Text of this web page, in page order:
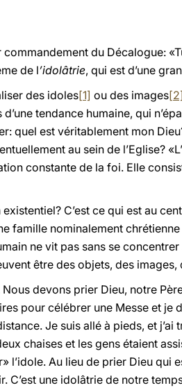
du Décalogue:
de l’idolâtrie, qui est d’une
des idoles[1] ou des images[2]
tendance humaine, qui
quel est véritablement mon
au sein de l’Eglise?
constante de la foi. Elle
existentiel? C’est ce qui est au
famille nominalement
ne vit pas sans se
être des objets, des images,
devons prier Dieu, notre
pour célébrer une Messe et
Je suis allé à pieds, et
chaises et les gens étaient
l’idole. Au lieu de prier Dieu qui
C’est une idolâtrie de notre